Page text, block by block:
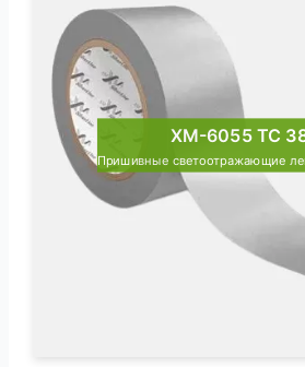
XM-6055 TC
Пришивные светоотражающие